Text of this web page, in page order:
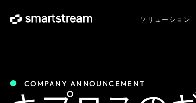
ソリューション
COMPANY ANNOUNCEMENT